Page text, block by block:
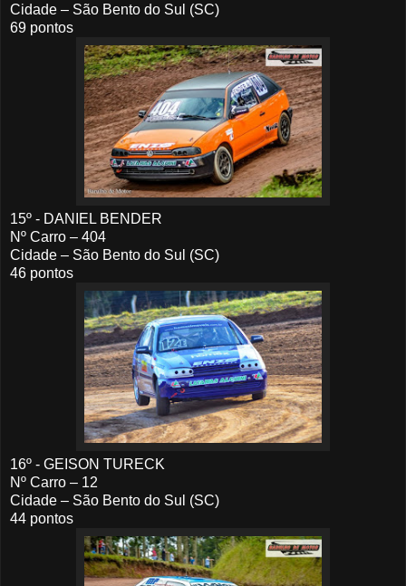
Cidade – São Bento do Sul (SC)
69 pontos
15º - DANIEL BENDER
Nº Carro – 404
Cidade – São Bento do Sul (SC)
46 pontos
16º - GEISON TURECK
Nº Carro – 12
Cidade – São Bento do Sul (SC)
44 pontos